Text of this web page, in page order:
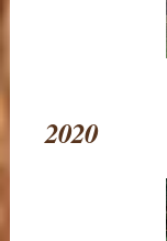
2020